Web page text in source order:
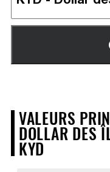
VALEURS
DOLLAR DES
KYD